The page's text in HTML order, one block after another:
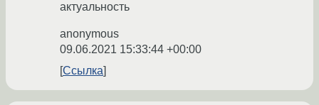
актуальность
anonymous
09.06.2021 15:33:44 +00:00
Ссылка